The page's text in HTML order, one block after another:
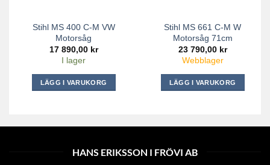
Stihl MS 400 C-M VW
Motorsåg
17 890,00 kr
I lager
LÄGG I VARUKORG
Stihl MS 661 C-M W
Motorsåg 71cm
23 790,00 kr
Webblager
LÄGG I VARUKORG
HANS ERIKSSON I FRÖVI AB